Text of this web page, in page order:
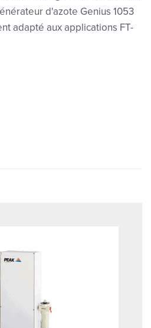
d'azote Genius 1053
adapté aux applications FT-